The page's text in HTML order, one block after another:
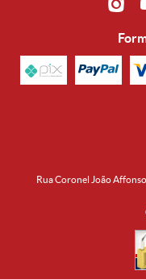
Rua Coronel João